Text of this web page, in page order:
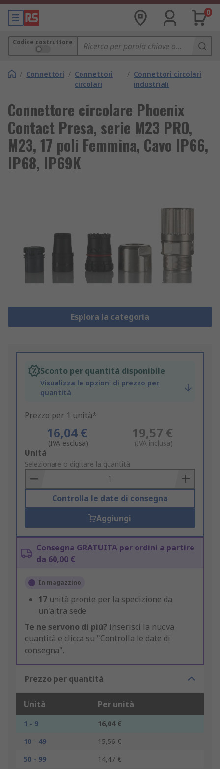
0
Codice costruttore
/ Connettori / Connettori
circolari
/ Connettori circolari
industriali
Connettore circolare Phoenix
Contact Presa, serie M23 PRO,
M23, 17 poli Femmina, Cavo IP66,
IP68, IP69K
Esplora la categoria
Sconto per quantità disponibile
Visualizza le opzioni di prezzo per
quantità
Prezzo per 1 unità*
16,04 €
(IVA esclusa)
19,57 €
(IVA inclusa)
Add
to
Basket
Unità
Selezionare o digitare la quantità
Controlla le date di consegna
Aggiungi
Consegna GRATUITA per ordini a partire
da 60,00 €
In magazzino
17 unità pronte per la spedizione da
un'altra sede
Te ne servono di più? Inserisci la nuova
quantità e clicca su "Controlla le date di
consegna".
Prezzo per quantità
Unità Per unità
1 - 9
16,04 €
10 - 49
15,56 €
50 - 99
14,47 €